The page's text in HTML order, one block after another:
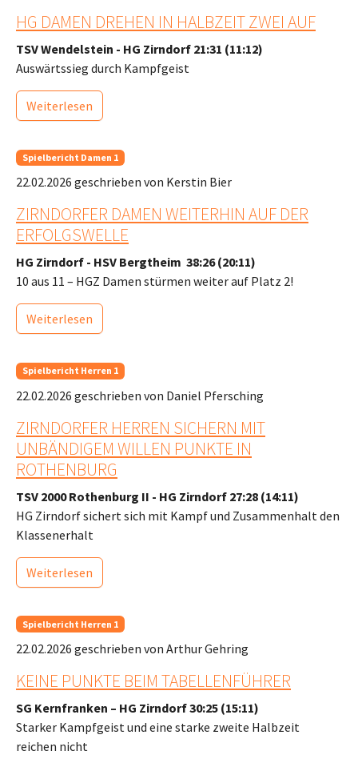
HG DAMEN DREHEN IN HALBZEIT ZWEI AUF
TSV Wendelstein - HG Zirndorf 21:31 (11:12)
Auswärtssieg durch Kampfgeist
Weiterlesen
Spielbericht Damen 1
22.02.2026 geschrieben von Kerstin Bier
ZIRNDORFER DAMEN WEITERHIN AUF DER
ERFOLGSWELLE
HG Zirndorf - HSV Bergtheim 38:26 (20:11)
10 aus 11 – HGZ Damen stürmen weiter auf Platz 2!
Weiterlesen
Spielbericht Herren 1
22.02.2026 geschrieben von Daniel Pfersching
ZIRNDORFER HERREN SICHERN MIT
UNBÄNDIGEM WILLEN PUNKTE IN
ROTHENBURG
TSV 2000 Rothenburg II - HG Zirndorf 27:28 (14:11)
HG Zirndorf sichert sich mit Kampf und Zusammenhalt den
Klassenerhalt
Weiterlesen
Spielbericht Herren 1
22.02.2026 geschrieben von Arthur Gehring
KEINE PUNKTE BEIM TABELLENFÜHRER
SG Kernfranken – HG Zirndorf 30:25 (15:11)
Starker Kampfgeist und eine starke zweite Halbzeit
reichen nicht